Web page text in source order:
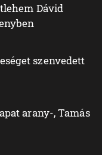
Dávid
szenvedett
arany-, Tamás